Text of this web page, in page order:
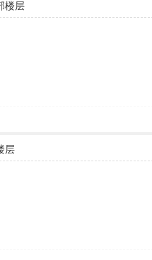
楼层
层